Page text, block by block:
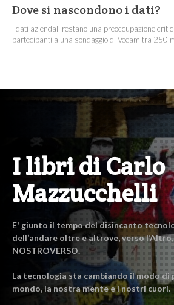
Dove si nascondono i dati?
I dati aziendali restano una preoccupazione
partecipanti a una sondaggio di Veeam tra 250
I libri di Carlo
Mazzucchelli
E' giunto il tempo del disincanto
dell’andare oltre e altrove, verso
NOSTROVERSO.
La tecnologia sta cambiando il modo di
mondo, la nostra mente e i nostri cuori.